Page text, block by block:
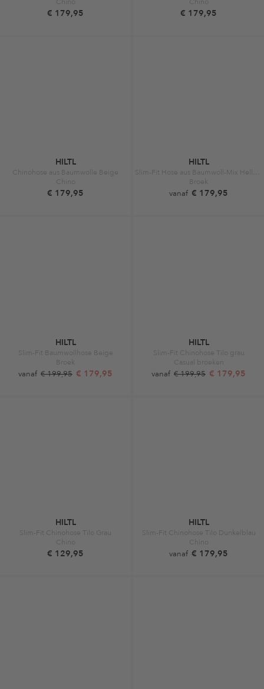
€ 179,95 € 179,95
HILTL
Chinohose aus Baumwolle Beige
Chino
€ 179,95
HILTL
Broek
vanaf € 179,95
HILTL
Slim-Fit Baumwollhose Beige
Broek
vanaf € 199,95 € 179,95
HILTL
Slim-Fit Chinohose Tilo grau
Casual broeken
vanaf € 199,95 € 179,95
HILTL
Slim-Fit Chinohose Tilo Grau
Chino
€ 129,95
HILTL
Slim-Fit Chinohose Tilo Dunkelblau
Chino
vanaf € 179,95